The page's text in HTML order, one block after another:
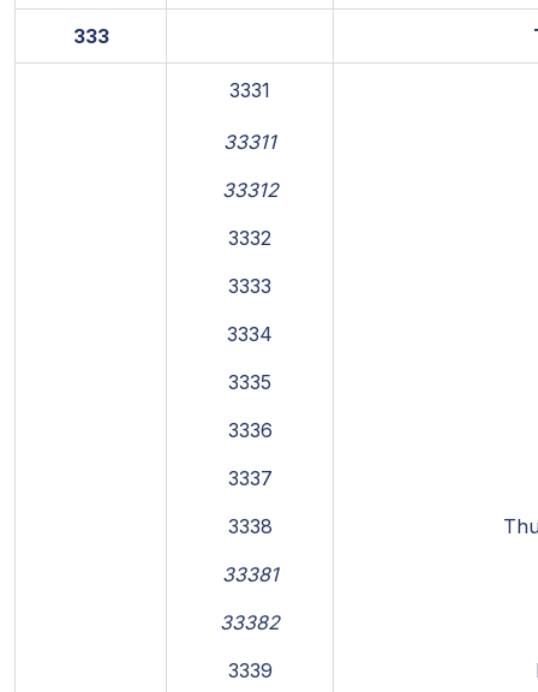
333
3331
33311
33312
3332
3333
3334
3335
3336
3337
3338
33381
33382
3339